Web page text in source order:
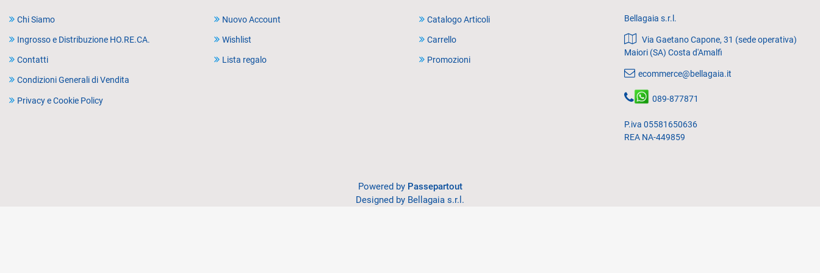
Chi Siamo
Ingrosso e Distribuzione HO.RE.CA.
Contatti
Condizioni Generali di Vendita
Privacy e Cookie Policy
Nuovo Account
Wishlist
Lista regalo
Catalogo Articoli
Carrello
Promozioni
Bellagaia s.r.l.
Via Gaetano Capone, 31 (sede operativa)
Maiori (SA) Costa d'Amalfi
ecommerce@bellagaia.it
089-877871
P.iva 05581650636
REA NA-449859
Powered by Passepartout
Designed by Bellagaia s.r.l.